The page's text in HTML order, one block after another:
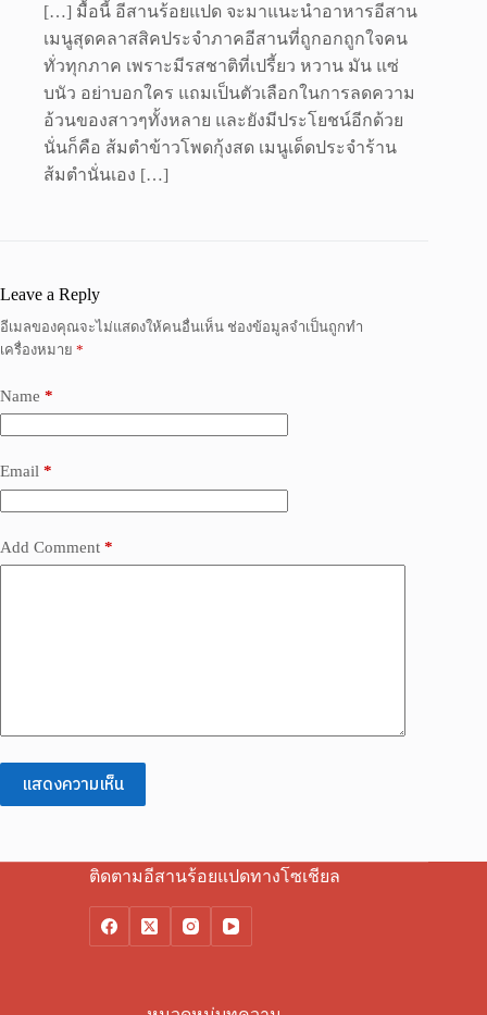
[…] มื้อนี้ อีสานร้อยแปด จะมาแนะนำอาหารอีสาน
เมนูสุดคลาสสิคประจำภาคอีสานที่ถูกอกถูกใจคน
ทั่วทุกภาค เพราะมีรสชาติที่เปรี้ยว หวาน มัน แซ่
บนัว อย่าบอกใคร แถมเป็นตัวเลือกในการลดความ
อ้วนของสาวๆทั้งหลาย และยังมีประโยชน์อีกด้วย
นั่นก็คือ ส้มตำข้าวโพดกุ้งสด เมนูเด็ดประจำร้าน
ส้มตำนั่นเอง […]
Leave a Reply
อีเมลของคุณจะไม่แสดงให้คนอื่นเห็น ช่องข้อมูลจำเป็นถูกทำ
เครื่องหมาย *
Name *
Email *
Add Comment *
แสดงความเห็น
ติดตามอีสานร้อยแปดทางโซเชียล